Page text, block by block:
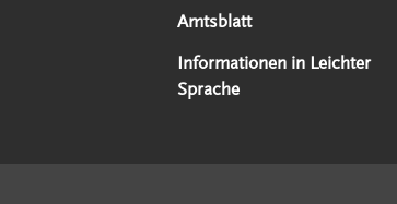
Amtsblatt
Informationen in Leichter
Sprache